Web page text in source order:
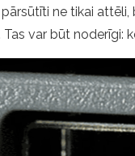
ne tikai
var būt noderīgi: